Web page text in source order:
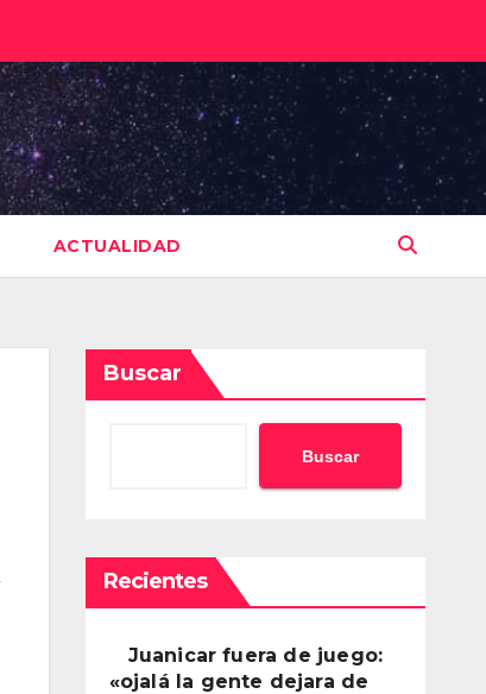
ACTUALIDAD
Buscar
Buscar
Recientes
Juanicar fuera de juego:
«ojalá la gente dejara de